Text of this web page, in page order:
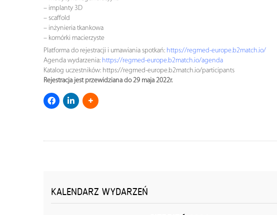
– implanty 3D
– scaffold
– inżynieria tkankowa
– komórki macierzyste
Platforma do rejestracji i umawiania spotkań: https://regmed-europe.b2match.io/
Agenda wydarzenia: https://regmed-europe.b2match.io/agenda
Katalog uczestników: https://regmed-europe.b2match.io/participants
Rejestracja jest przewidziana do 29 maja 2022r.
KALENDARZ WYDARZEŃ